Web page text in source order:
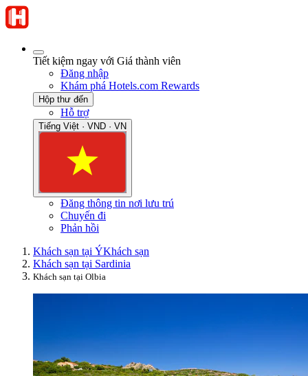
Tiết kiệm ngay với Giá thành viên
Đăng nhập
Khám phá Hotels.com Rewards
Hộp thư đến
Hỗ trợ
Tiếng Việt · VND · VN
Đăng thông tin nơi lưu trú
Chuyến đi
Phản hồi
Khách sạn tại ÝKhách sạn
Khách sạn tại Sardinia
Khách sạn tại Olbia